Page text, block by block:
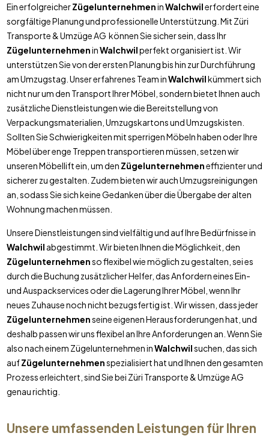
Ein erfolgreicherZügelunternehmeninWalchwilerfordert eine
sorgfältige Planung und professionelle Unterstützung. Mit Züri
Transporte & Umzüge AG können Sie sicher sein, dass Ihr
ZügelunternehmeninWalchwilperfekt organisiert ist. Wir
unterstützen Sie von der ersten Planung bis hin zur Durchführung
am Umzugstag. Unser erfahrenes Team inWalchwilkümmert sich
nicht nur um den Transport Ihrer Möbel, sondern bietet Ihnen auch
zusätzliche Dienstleistungen wie die Bereitstellung von
Verpackungsmaterialien, Umzugskartons und Umzugskisten.
Sollten Sie Schwierigkeiten mit sperrigen Möbeln haben oder Ihre
Möbel über enge Treppen transportieren müssen, setzen wir
unseren Möbellift ein, um den Zügelunternehmeneffizienter und
sicherer zu gestalten. Zudem bieten wir auch Umzugsreinigungen
an, sodass Sie sich keine Gedanken über die Übergabe der alten
Wohnung machen müssen.
Unsere Dienstleistungen sind vielfältig und auf Ihre Bedürfnisse in
Walchwil abgestimmt. Wir bieten Ihnen die Möglichkeit, den
Zügelunternehmenso flexibel wie möglich zu gestalten, sei es
durch die Buchung zusätzlicher Helfer, das Anfordern eines Ein-
und Auspackservices oder die Lagerung Ihrer Möbel, wenn Ihr
neues Zuhause noch nicht bezugsfertig ist. Wir wissen, dass jeder
Zügelunternehmenseine eigenen Herausforderungen hat, und
deshalb passen wir uns flexibel an Ihre Anforderungen an. Wenn Sie
also nach einem Zügelunternehmen inWalchwilsuchen, das sich
aufZügelunternehmenspezialisiert hat und Ihnen den gesamten
Prozess erleichtert, sind Sie bei Züri Transporte & Umzüge AG
genau richtig.
Unsere umfassenden Leistungen für Ihren